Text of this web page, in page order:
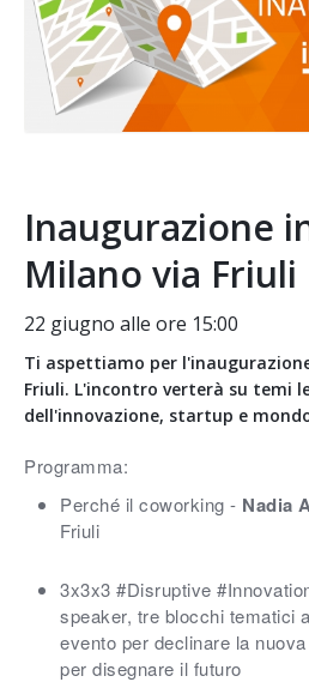
Inaugurazione
Milano via Friuli
22 giugno alle ore 15:00
Ti aspettiamo per l'inaugurazione
Friuli. L'incontro verterà su temi
dell'innovazione, startup e
Programma:
Perché il coworking - Nadia
Friuli
3x3x3 #Disruptive
speaker, tre blocchi tematici
evento per declinare la
per disegnare il futuro